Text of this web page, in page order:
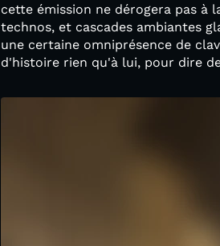
cette émission ne dérogera pas à
technos, et cascades ambiantes
une certaine omniprésence de
d'histoire rien qu'à lui, pour dire